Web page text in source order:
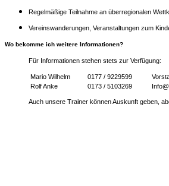
Regelmäßige Teilnahme an überregionalen
Vereinswanderungen, Veranstaltungen zum
Wo bekomme ich weitere Informationen?
Für Informationen stehen stets zur Verfügung:
Mario Wilhelm 0177 / 9229599
Rolf Anke
0173 / 5103269
Auch unsere Trainer können Auskunft geben,